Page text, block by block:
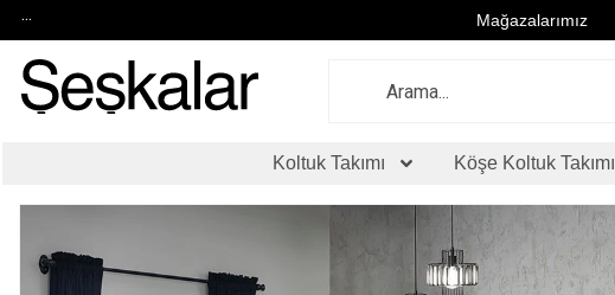
... Mağazalarımız
Koltuk Takımı Köşe Koltuk Takımı